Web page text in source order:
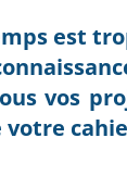
est
vos